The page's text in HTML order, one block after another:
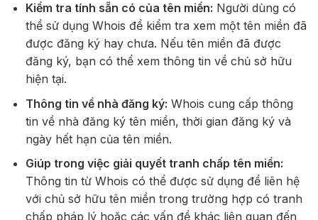
Kiểm tra tính sẵn có của tên miền: Người dùng có
thể sử dụng Whois để kiểm tra xem một tên miền đã
được đăng ký hay chưa. Nếu tên miền đã được
đăng ký, bạn có thể xem thông tin về chủ sở hữu
hiện tại.
Thông tin về nhà đăng ký: Whois cung cấp thông
tin về nhà đăng ký tên miền, thời gian đăng ký và
ngày hết hạn của tên miền.
Giúp trong việc giải quyết tranh chấp tên miền:
Thông tin từ Whois có thể được sử dụng để liên hệ
với chủ sở hữu tên miền trong trường hợp có tranh
chấp pháp lý hoặc các vấn đề khác liên quan đến